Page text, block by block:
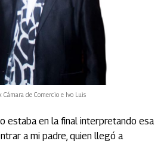
Cámara de Comercio e Ivo Luis
estaba en la final interpretando esa
a mi padre, quien llegó a